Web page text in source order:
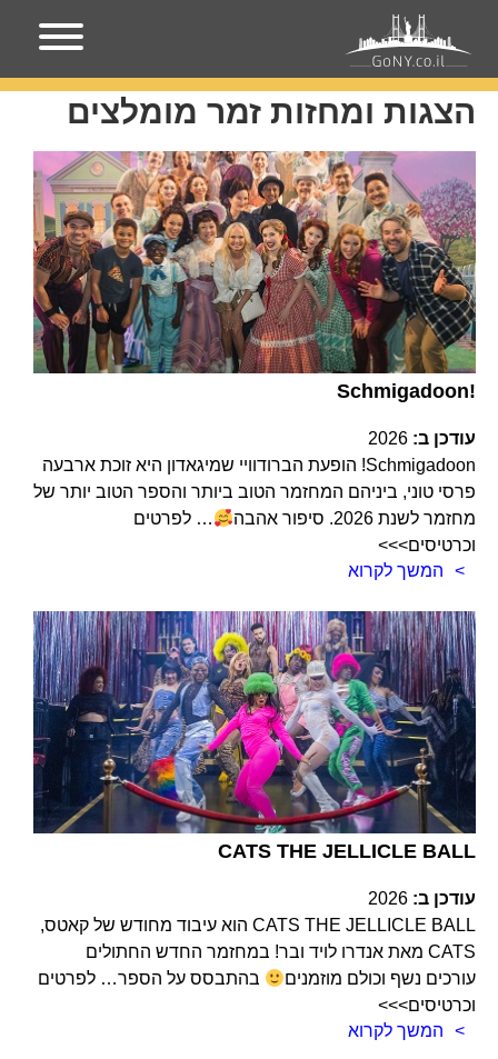
עמוד הבית הצגות ומחזות זמר מומלצים
הצגות ומחזות זמר מומלצים
Schmigadoon!
עודכן ב: 2026
Schmigadoon! הופעת הברודוויי שמיגאדון היא זוכת ארבעה
פרסי טוני, ביניהם המחזמר הטוב ביותר והספר הטוב יותר של
מחזמר לשנת 2026. סיפור אהבה
… לפרטים
וכרטיסים>>>
המשך לקרוא
CATS THE JELLICLE BALL
עודכן ב: 2026
CATS THE JELLICLE BALL הוא עיבוד מחודש של קאטס,
CATS מאת אנדרו לויד ובר! במחזמר החדש החתולים
עורכים נשף וכולם מוזמנים
בהתבסס על הספר… לפרטים
וכרטיסים>>>
המשך לקרוא